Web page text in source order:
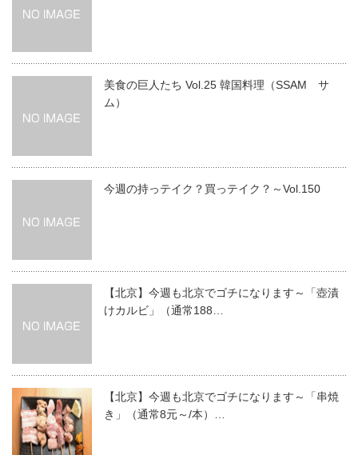
美食の巨人たち Vol.25 韓国料理（SSAM サ
ム）
今週の持っテイク？買っテイク？～Vol.150
【北京】今週も北京でゴチになります～「壺漬
けカルビ」（通常188…
【北京】今週も北京でゴチになります～「串焼
き」（通常8元～/本）…